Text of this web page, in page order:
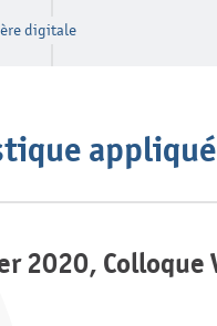
digitale
2020, Colloque